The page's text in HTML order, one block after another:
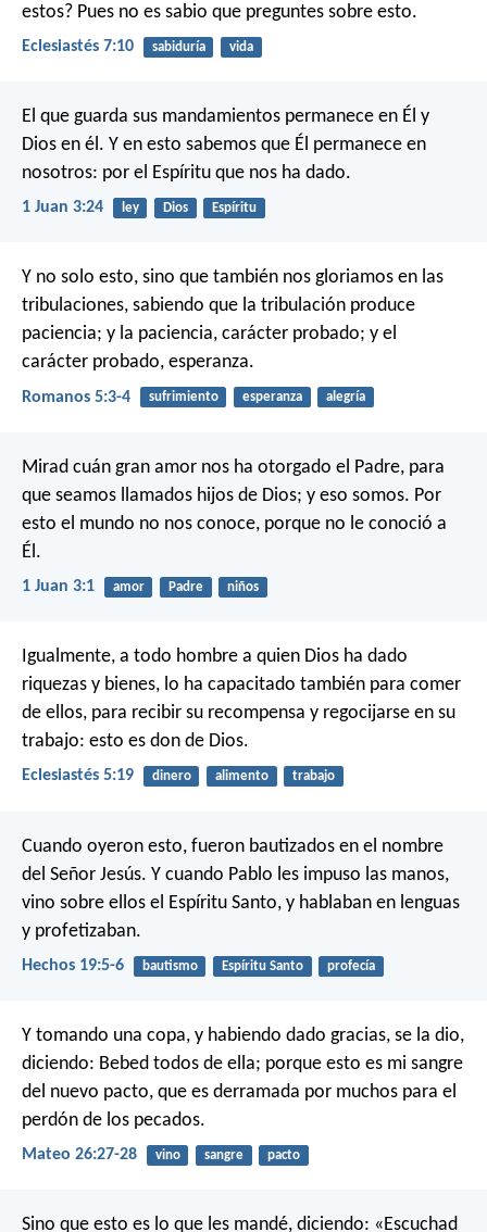
estos? Pues no es sabio que preguntes sobre esto.
Eclesiastés 7:10 sabiduría vida
El que guarda sus mandamientos permanece en Él y
Dios en él. Y en esto sabemos que Él permanece en
nosotros: por el Espíritu que nos ha dado.
1 Juan 3:24 ley Dios Espíritu
Y no solo esto, sino que también nos gloriamos en las
tribulaciones, sabiendo que la tribulación produce
paciencia; y la paciencia, carácter probado; y el
carácter probado, esperanza.
Romanos 5:3-4 sufrimiento esperanza alegría
Mirad cuán gran amor nos ha otorgado el Padre, para
que seamos llamados hijos de Dios; y eso somos. Por
esto el mundo no nos conoce, porque no le conoció a
Él.
1 Juan 3:1 amor Padre niños
Igualmente, a todo hombre a quien Dios ha dado
riquezas y bienes, lo ha capacitado también para comer
de ellos, para recibir su recompensa y regocijarse en su
trabajo: esto es don de Dios.
Eclesiastés 5:19 dinero alimento trabajo
Cuando oyeron esto, fueron bautizados en el nombre
del Señor Jesús. Y cuando Pablo les impuso las manos,
vino sobre ellos el Espíritu Santo, y hablaban en lenguas
y profetizaban.
Hechos 19:5-6 bautismo Espíritu Santo profecía
Y tomando una copa, y habiendo dado gracias, se la dio,
diciendo: Bebed todos de ella; porque esto es mi sangre
del nuevo pacto, que es derramada por muchos para el
perdón de los pecados.
Mateo 26:27-28 vino sangre pacto
Sino que esto es lo que les mandé, diciendo: «Escuchad